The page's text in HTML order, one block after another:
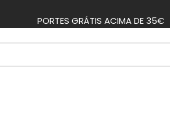
PORTES GRÁTIS ACIMA DE 35€